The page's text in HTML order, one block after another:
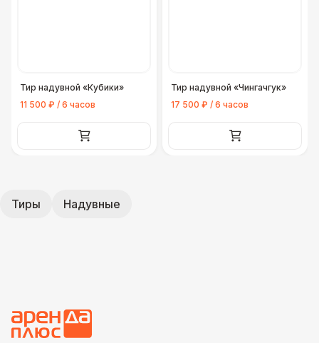
Тир надувной «Кубики»
11 500 ₽ / 6 часов
Тир надувной «Чингачгук»
17 500 ₽ / 6 часов
Тиры Надувные